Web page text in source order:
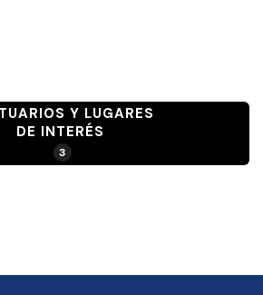
Y LUGARES
DE INTERÉS
3